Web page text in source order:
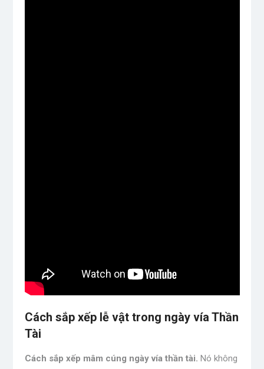
Cách sắp xếp lễ vật trong ngày vía Thần
Tài
Cách sắp xếp mâm cúng ngày vía thần tài. Nó không